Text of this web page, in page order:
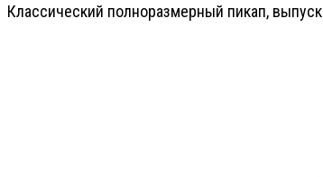
Классический полноразмерный пикап,